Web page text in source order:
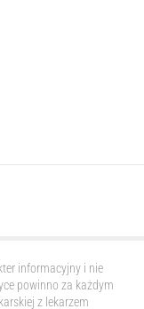
informacyjny i nie
powinno za każdym
z lekarzem